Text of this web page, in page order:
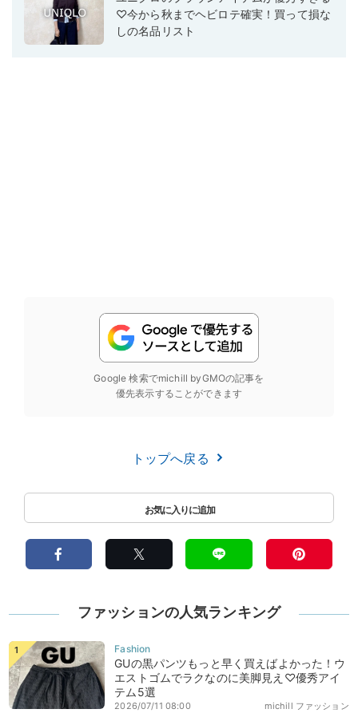
♡今から秋までヘビロテ確実！買って損な
しの名品リスト
Google 検索でmichill byGMOの記事を
優先表示することができます
トップへ戻る
ファッションの人気ランキング
GUの黒パンツもっと早く買えばよかった！ウ
エストゴムでラクなのに美脚見え♡優秀アイ
テム5選
michill ファッション
2026/07/11 08:00